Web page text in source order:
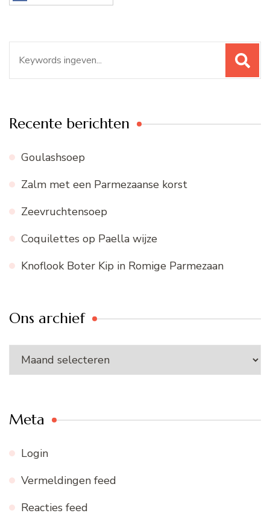
naar:
Recente berichten
Goulashsoep
Zalm met een Parmezaanse korst
Zeevruchtensoep
Coquilettes op Paella wijze
Knoflook Boter Kip in Romige Parmezaan
Ons archief
Ons
archief
Meta
Login
Vermeldingen feed
Reacties feed